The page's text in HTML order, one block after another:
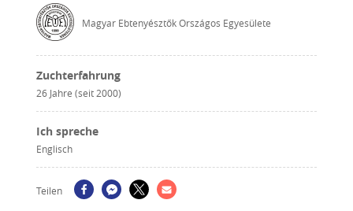
Magyar Ebtenyésztők Országos Egyesülete
Zuchterfahrung
26 Jahre (seit 2000)
Ich spreche
Englisch
Teilen